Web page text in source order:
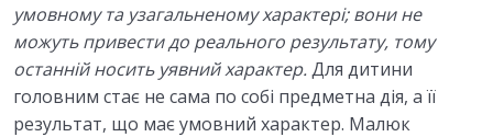
умовному та узагальненому характері; вони не
можуть привести до реального результату, тому
останній носить уявний характер.Для дитини
головним стає не сама по собі предметна дія, а її
результат, що має умовний характер. Малюк